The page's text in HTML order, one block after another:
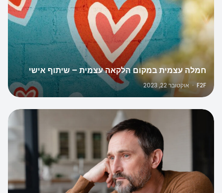
חמלה עצמית במקום הלקאה עצמית – שיתוף אישי
F2F
· אוקטובר 22, 2023